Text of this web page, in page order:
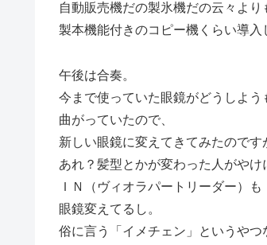
自動販売機だの製氷機だの云々より
製本機能付きのコピー機くらい導
午後は合奏。
今まで使っていた眼鏡がどうしよう
曲がっていたので、
新しい眼鏡に変えてきてみたので
あれ？髪型とかが変わった人がや
ＩＮ（ヴィオラパートリーダー）も
眼鏡変えてるし。
俗に言う「イメチェン」というやつ